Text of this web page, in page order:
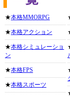
★本格MMORPG
★本格アクション
★本格シミュレーショ
ン
★本格FPS
★本格スポーツ